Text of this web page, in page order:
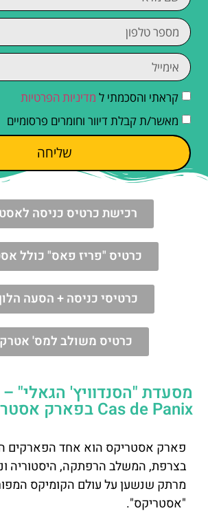
קראתי והסכמתי ל מדיניות הפרטיות
מאשר/ת קבלת דיוור וחומרים פרסומיים
שליחה
רכישת כרטיס כניסה
כרטיס "פריז פאס" כולל
כרטיסי כניסה + הסעה
כרטיס משולב למס'
Cas de Panix בפארק אסטריקס
פארק אסטריקס הוא אחד הפארקים
בצרפת, המשלב הרפתקה, היסטוריה
מרתק שנשען על עולם הקומיקס
"אסטריקס".